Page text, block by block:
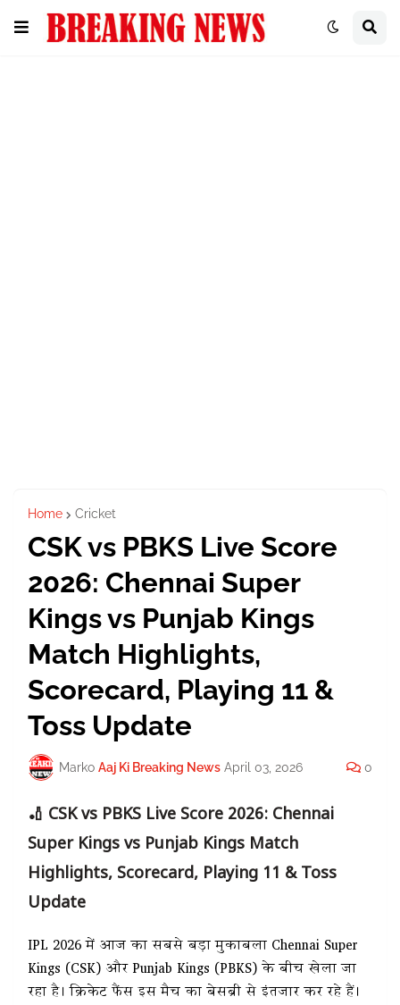
Home Cricket
CSK vs PBKS Live Score
2026: Chennai Super
Kings vs Punjab Kings
Match Highlights,
Scorecard, Playing 11 &
Toss Update
Marko Aaj Ki Breaking News April 03, 2026 0
🏏 CSK vs PBKS Live Score 2026: Chennai
Super Kings vs Punjab Kings Match
Highlights, Scorecard, Playing 11 & Toss
Update
IPL 2026 में आज का सबसे बड़ा मुकाबला Chennai Super
Kings (CSK) और Punjab Kings (PBKS) के बीच खेला जा
रहा है। क्रिकेट फैंस इस मैच का बेसब्री से इंतजार कर रहे हैं।